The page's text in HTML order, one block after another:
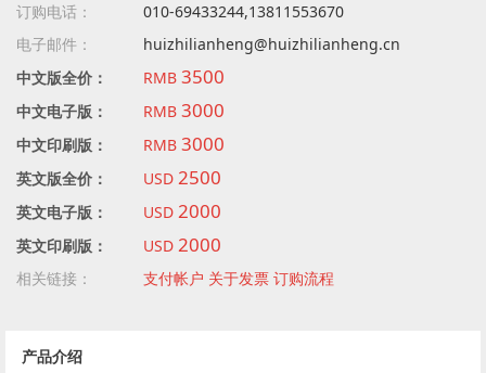
订购电话：
010-69433244,13811553670
电子邮件：
huizhilianheng@huizhilianheng.cn
中文版全价：
RMB3500
中文电子版： RMB3000
中文印刷版： RMB3000
英文版全价： USD2500
英文电子版： USD2000
英文印刷版： USD2000
相关链接： 支付帐户 关于发票订购流程
产品介绍